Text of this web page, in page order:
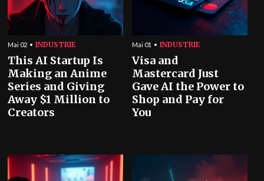
Mai 02 INDUSTRIE
This AI Startup Is
Making an Anime
Series and Giving
Away $1 Million to
Creators
Mai 01 INDUSTRIE
Visa and
Mastercard Just
Gave AI the Power to
Shop and Pay for
You